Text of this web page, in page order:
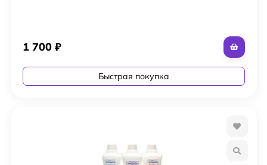
1 700 ₽
Быстрая покупка